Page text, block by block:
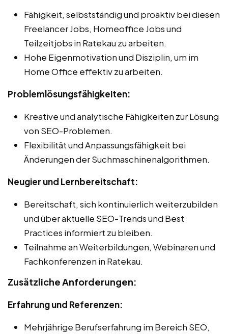
Fähigkeit, selbstständig und proaktiv bei diesen
Freelancer Jobs, Homeoffice Jobs und
Teilzeitjobs in Ratekau zu arbeiten.
Hohe Eigenmotivation und Disziplin, um im
Home Office effektiv zu arbeiten.
Problemlösungsfähigkeiten:
Kreative und analytische Fähigkeiten zur Lösung
von SEO-Problemen.
Flexibilität und Anpassungsfähigkeit bei
Änderungen der Suchmaschinenalgorithmen.
Neugier und Lernbereitschaft:
Bereitschaft, sich kontinuierlich weiterzubilden
und über aktuelle SEO-Trends und Best
Practices informiert zu bleiben.
Teilnahme an Weiterbildungen, Webinaren und
Fachkonferenzen in Ratekau.
Zusätzliche Anforderungen:
Erfahrung und Referenzen:
Mehrjährige Berufserfahrung im Bereich SEO,